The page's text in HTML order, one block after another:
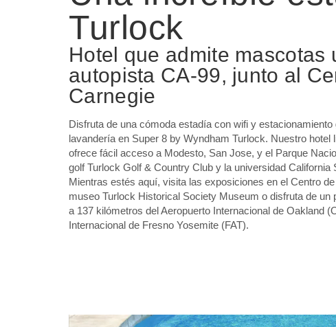
Turlock
Hotel que admite mascotas
autopista CA-99, junto al
Carnegie
Disfruta de una cómoda estadía con wifi y
lavandería en Super 8 by Wyndham Turlock. Nuestro hotel
ofrece fácil acceso a Modesto, San Jose, y el Parque
golf Turlock Golf & Country Club y la universidad
Mientras estés aquí, visita las exposiciones en el Centro
museo Turlock Historical Society Museum o disfruta de
a 137 kilómetros del Aeropuerto Internacional de Oakland
Internacional de Fresno Yosemite (FAT).